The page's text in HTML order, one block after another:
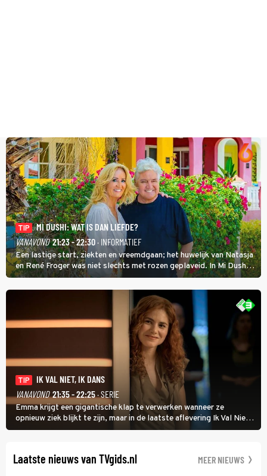
TIP
MI DUSHI: WAT IS DAN LIEFDE?
VANAVOND 21:23 - 22:30 · INFORMATIEF
Een lastige start, ziekten en vreemdgaan; het huwelijk van Natasja
en René Froger was niet slechts met rozen geplaveid. In Mi Dushi:
Wat Is Dan Liefde? neemt Wilfred Genee het showbizzkoppel mee
uit vissen om het over de liefde te hebben.
TIP
IK VAL NIET, IK DANS
VANAVOND 21:35 - 22:25· SERIE
Emma krijgt een gigantische klap te verwerken wanneer ze
opnieuw ziek blijkt te zijn, maar in de laatste aflevering Ik Val Niet,
Ik Dans laat ze zien dat ze niet van plan is op te geven, zelfs als ze
Laatste nieuws van TVgids.nl MEER NIEUWS